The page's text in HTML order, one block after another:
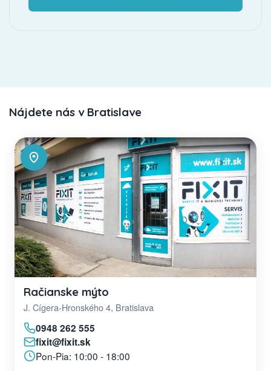
Nájdete nás v Bratislave
Račianske mýto
J. Cígera-Hronského 4, Bratislava
0948 262 555
fixit@fixit.sk
Pon-Pia: 10:00 - 18:00